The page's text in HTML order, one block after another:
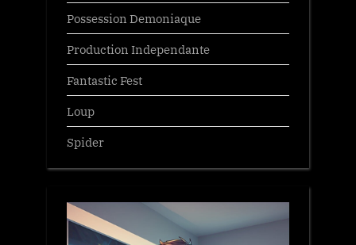
Possession Demoniaque
Production Independante
Fantastic Fest
Loup
Spider